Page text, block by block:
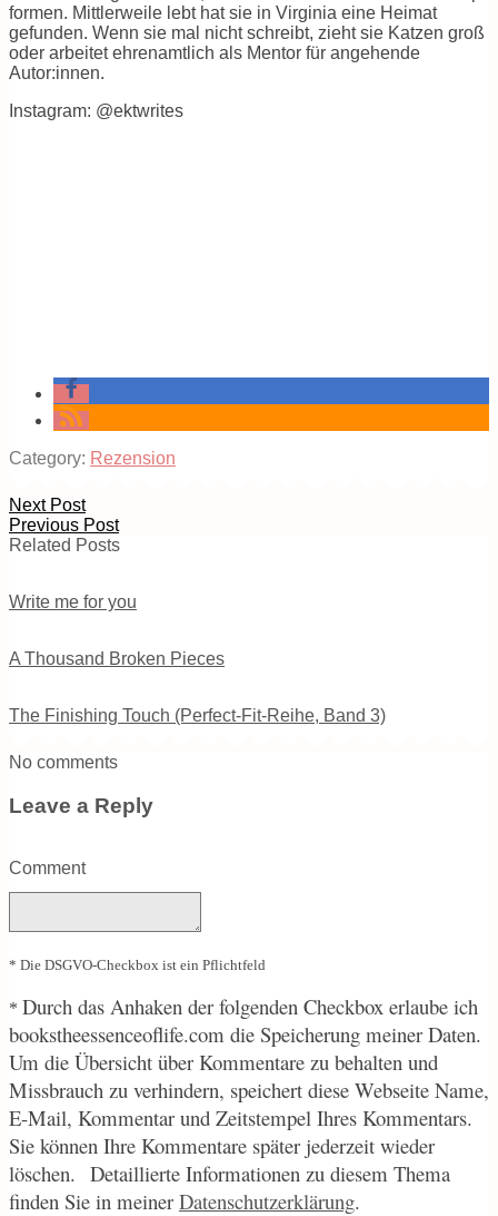
formen. Mittlerweile lebt hat sie in Virginia eine Heimat
gefunden. Wenn sie mal nicht schreibt, zieht sie Katzen groß
oder arbeitet ehrenamtlich als Mentor für angehende
Autor:innen.
Instagram: @ektwrites
Category: Rezension
Next Post
Previous Post
Related Posts
Write me for you
A Thousand Broken Pieces
The Finishing Touch (Perfect-Fit-Reihe, Band 3)
No comments
Leave a Reply
Comment
* Die DSGVO-Checkbox ist ein Pflichtfeld
* Durch das Anhaken der folgenden Checkbox erlaube ich
bookstheessenceoflife.com die Speicherung meiner Daten.
Um die Übersicht über Kommentare zu behalten und
Missbrauch zu verhindern, speichert diese Webseite Name,
E-Mail, Kommentar und Zeitstempel Ihres Kommentars.
Sie können Ihre Kommentare später jederzeit wieder
löschen. Detaillierte Informationen zu diesem Thema
finden Sie in meiner Datenschutzerklärung.